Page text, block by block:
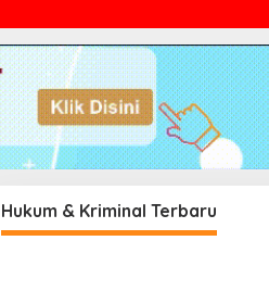
Hukum & Kriminal Terbaru